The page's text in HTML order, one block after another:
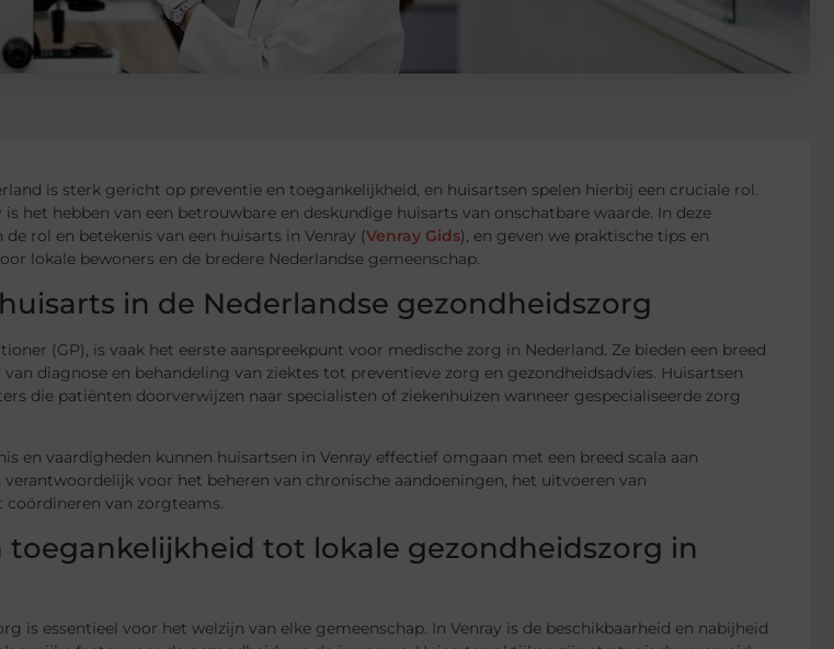
is sterk gericht op preventie en toegankelijkheid, en huisartsen spelen hierbij een cruciale rol.
is het hebben van een betrouwbare en deskundige huisarts van onschatbare waarde. In deze
rol en betekenis van een huisarts in Venray (Venray Gids), en geven we praktische tips en
lokale bewoners en de bredere Nederlandse gemeenschap.
in de Nederlandse gezondheidszorg
(GP), is vaak het eerste aanspreekpunt voor medische zorg in Nederland. Ze bieden een breed
van diagnose en behandeling van ziektes tot preventieve zorg en gezondheidsadvies. Huisartsen
die patiënten doorverwijzen naar specialisten of ziekenhuizen wanneer gespecialiseerde zorg
en vaardigheden kunnen huisartsen in Venray effectief omgaan met een breed scala aan
verantwoordelijk voor het beheren van chronische aandoeningen, het uitvoeren van
van zorgteams.
toegankelijkheid tot lokale gezondheidszorg in
is essentieel voor het welzijn van elke gemeenschap. In Venray is de beschikbaarheid en nabijheid